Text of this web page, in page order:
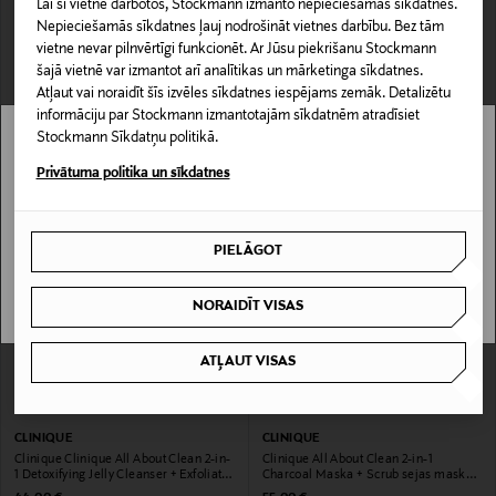
Lai šī vietne darbotos, Stockmann izmanto nepieciešamās sīkdatnes.
Nepieciešamās sīkdatnes ļauj nodrošināt vietnes darbību. Bez tām
vietne nevar pilnvērtīgi funkcionēt. Ar Jūsu piekrišanu Stockmann
šajā vietnē var izmantot arī analītikas un mārketinga sīkdatnes.
Atļaut vai noraidīt šīs izvēles sīkdatnes iespējams zemāk. Detalizētu
informāciju par Stockmann izmantotajām sīkdatnēm atradīsiet
Stockmann Sīkdatņu politikā.
Privātuma politika un sīkdatnes
PIELĀGOT
NORAIDĪT VISAS
ATĻAUT VISAS
CLINIQUE
7 Day Scrub Cream Rinse-Off Formula
sejas skrubis 100 ml
Original Price
46,00 €
CLINIQUE
Clinique Anti-Blemish Solutions Oil-
Control Cleansing Mask sejas maska
100 ml
CLINIQUE
Clinique Clinique All About Clean 2-in-
1 Detoxifying Jelly Cleanser + Exfoliator
Anti-Pollution attīrīšanas līdzeklis 150
CLINIQUE
Clinique All About Clean 2-in-1
Charcoal Maska + Scrub sejas maska ​​
100 ml
Stockmann nav pieejams tavā valstī.